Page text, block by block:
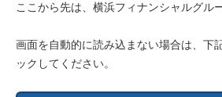
ここから先は、 横浜フィナンシャルグル
画面を自動的に読み込まない場合は、下
ックしてください。